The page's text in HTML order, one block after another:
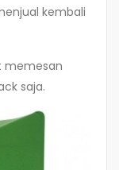
kembali
memesan
saja.